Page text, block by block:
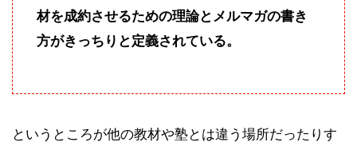
材を成約させるための理論とメルマガの書き
方がきっちりと定義されている。
というところが他の教材や塾とは違う場所だったりす